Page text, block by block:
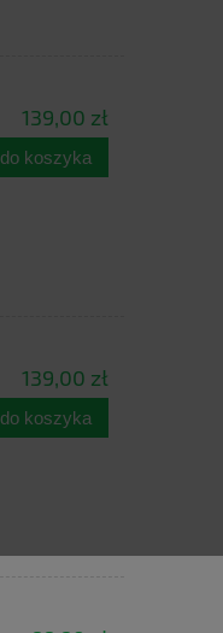
139,00 zł
do koszyka
139,00 zł
do koszyka